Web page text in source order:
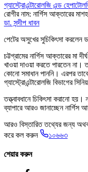
গ্যাস্ট্রোএন্টারোলজি এন্ড
রোগীর নাম: নার্গিস আক্তারের মা
ডা. সন্দীপ ধাবন
পেটের অসুখের সুচিকিৎসা করলেন
চট্টগ্রামের নার্গিস আক্তারের মা
খাওয়া দাওয়া করতে পারতেন না।
কোনো সমাধান পাননি। এরপর
গ্যাস্ট্রোএন্টারোলজি বিভাগের
তত্ত্বাবধানে চিকিৎসা করানো
ব্যাপারে আরও জানাচ্ছেন নার্গিস
আরও বিস্তারিত তথ্যের জন্য
করে কল করুন
১০৬৬৩
শেয়ার করুন